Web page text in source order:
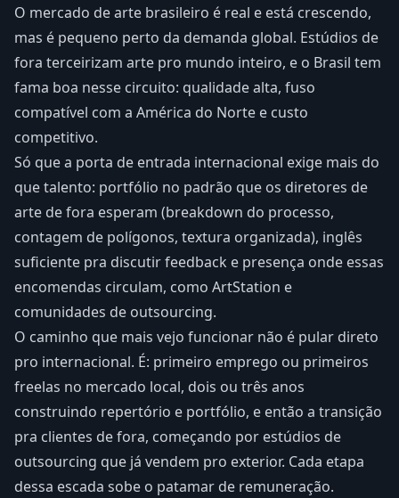
O mercado de arte brasileiro é real e está crescendo,
mas é pequeno perto da demanda global. Estúdios de
fora terceirizam arte pro mundo inteiro, e o Brasil tem
fama boa nesse circuito: qualidade alta, fuso
compatível com a América do Norte e custo
competitivo.
Só que a porta de entrada internacional exige mais do
que talento: portfólio no padrão que os diretores de
arte de fora esperam (breakdown do processo,
contagem de polígonos, textura organizada), inglês
suficiente pra discutir feedback e presença onde essas
encomendas circulam, como ArtStation e
comunidades de outsourcing.
O caminho que mais vejo funcionar não é pular direto
pro internacional. É: primeiro emprego ou primeiros
freelas no mercado local, dois ou três anos
construindo repertório e portfólio, e então a transição
pra clientes de fora, começando por estúdios de
outsourcing que já vendem pro exterior. Cada etapa
dessa escada sobe o patamar de remuneração.